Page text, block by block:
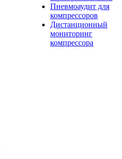
Пневмоаудит для
компрессоров
Дистанционный
мониторинг
компрессора